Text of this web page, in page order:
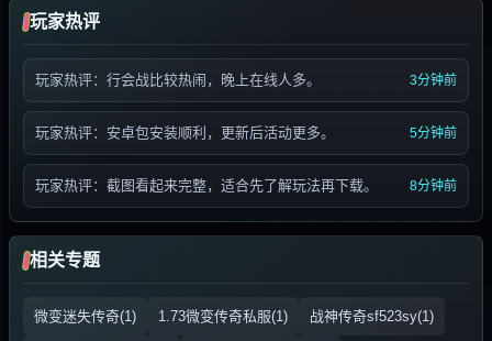
玩家热评
玩家热评：行会战比较热闹，晚上在线人多。 3分钟前
玩家热评：安卓包安装顺利，更新后活动更多。 5分钟前
玩家热评：截图看起来完整，适合先了解玩法再下载。 8分钟前
相关专题
微变迷失传奇(1) 1.73微变传奇私服(1) 战神传奇sf523sy(1)